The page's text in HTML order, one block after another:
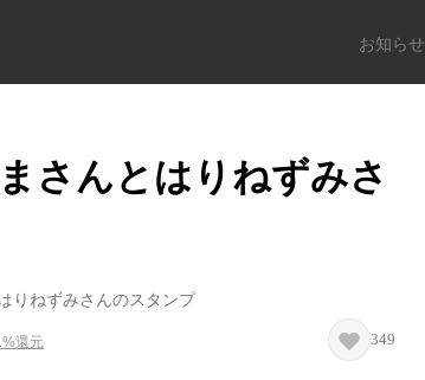
お知らせ
さんとはりねずみさ
りねずみさんのスタンプ
還元 349